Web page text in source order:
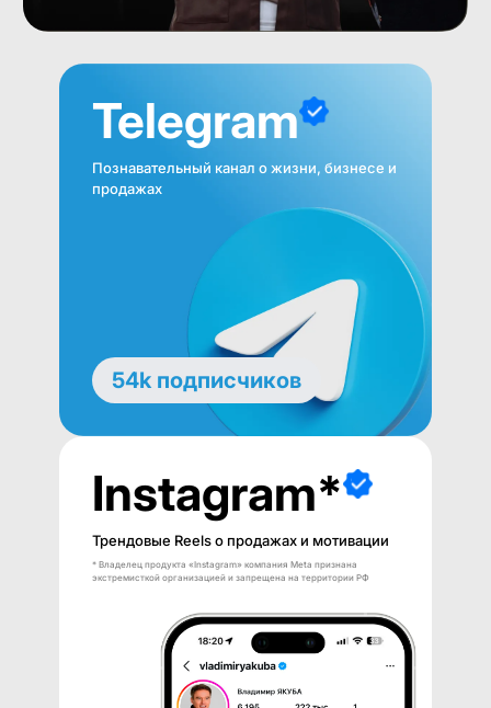
Telegram
Познавательный канал о жизни, бизнесе и
продажах
54k подписчиков
Instagram*
Трендовые Reels о продажах и мотивации
* Владелец продукта «Instagram» компания Meta признана
экстремисткой организацией и запрещена на территории РФ